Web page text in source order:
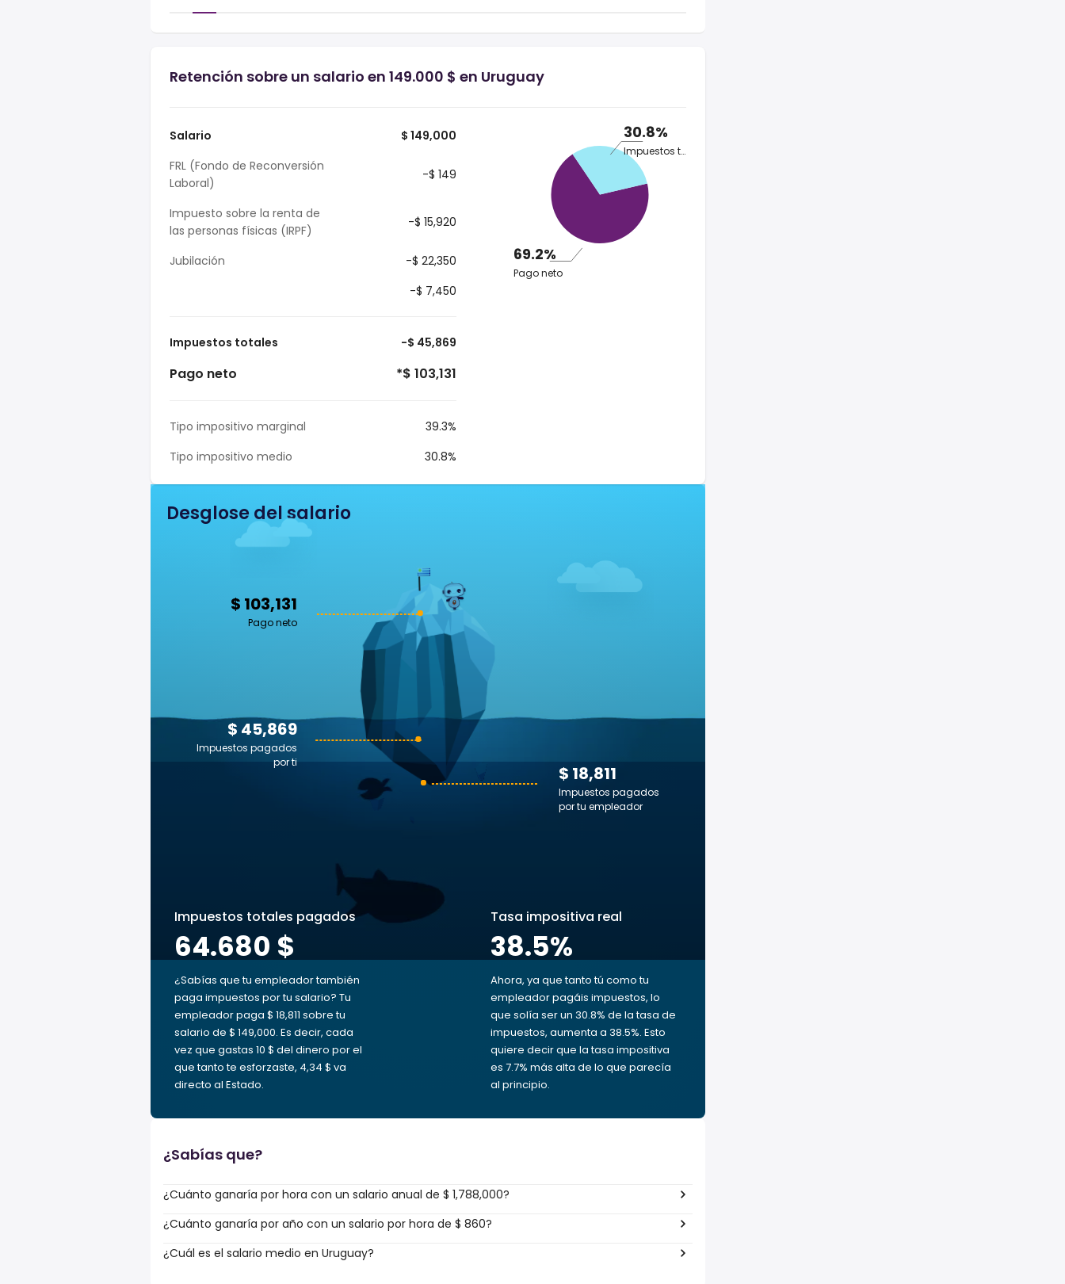
Retención sobre un salario en 149.000 $ en Uruguay
Salario
$ 149,000
FRL (Fondo de Reconversión
Laboral)
-$ 149
Impuesto sobre la renta de
las personas físicas (IRPF)
-$ 15,920
Jubilación
-$ 22,350
-$ 7,450
Impuestos totales -$ 45,869
Pago neto *$ 103,131
Tipo impositivo marginal
39.3%
Tipo impositivo medio
30.8%
30.8%
Impuestos totales
69.2%
Pago neto
Desglose del salario
$ 103,131
Pago neto
$ 18,811
Impuestos pagados
por tu empleador
$ 45,869
Impuestos pagados
por ti
Impuestos totales pagados
64.680 $
¿Sabías que tu empleador también
paga impuestos por tu salario? Tu
empleador paga $ 18,811 sobre tu
salario de $ 149,000. Es decir, cada
vez que gastas 10 $ del dinero por el
que tanto te esforzaste, 4,34 $ va
directo al Estado.
Tasa impositiva real
38.5%
Ahora, ya que tanto tú como tu
empleador pagáis impuestos, lo
que solía ser un 30.8% de la tasa de
impuestos, aumenta a 38.5%. Esto
quiere decir que la tasa impositiva
es 7.7% más alta de lo que parecía
al principio.
¿Sabías que?
¿Cuánto ganaría por hora con un salario anual de $ 1,788,000?
¿Cuánto ganaría por año con un salario por hora de $ 860?
¿Cuál es el salario medio en Uruguay?